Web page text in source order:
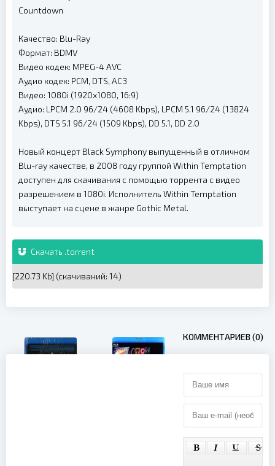
Countdown
Качество: Blu-Ray
Формат: BDMV
Видео кодек: MPEG-4 AVC
Аудио кодек: PCM, DTS, AC3
Видео: 1080i (1920x1080, 16:9)
Аудио: LPCM 2.0 96/24 (4608 Kbps), LPCM 5.1 96/24 (13824
Kbps), DTS 5.1 96/24 (1509 Kbps), DD 5.1, DD 2.0
Новый концерт Black Symphony выпущенный в отличном
Blu-ray качестве, в 2008 году группой Within Temptation
доступен для скачивания с помощью торрента с видео
разрешением в 1080i. Исполнитель Within Temptation
выступает на сцене в жанре Gothic Metal.
Скачать .torrent
[220.73 Kb] (cкачиваний: 14)
КОММЕНТАРИЕВ (0)